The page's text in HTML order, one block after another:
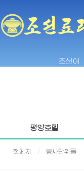
조선어 |
평양호텔
첫페지 봉사단위들